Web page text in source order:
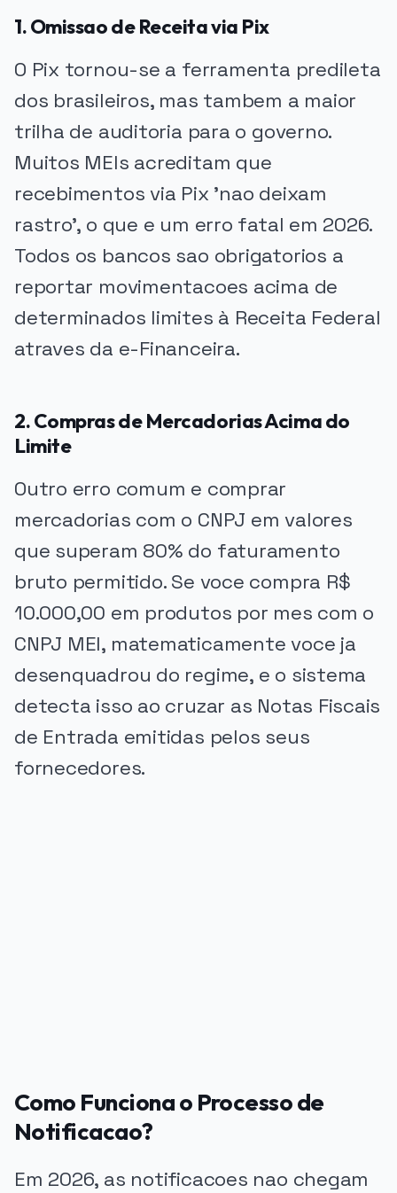
1. Omissao de Receita via Pix
O Pix tornou-se a ferramenta predileta
dos brasileiros, mas tambem a maior
trilha de auditoria para o governo.
Muitos MEIs acreditam que
recebimentos via Pix 'nao deixam
rastro', o que e um erro fatal em 2026.
Todos os bancos sao obrigatorios a
reportar movimentacoes acima de
determinados limites à Receita Federal
atraves da e-Financeira.
2. Compras de Mercadorias Acima do
Limite
Outro erro comum e comprar
mercadorias com o CNPJ em valores
que superam 80% do faturamento
bruto permitido. Se voce compra R$
10.000,00 em produtos por mes com o
CNPJ MEI, matematicamente voce ja
desenquadrou do regime, e o sistema
detecta isso ao cruzar as Notas Fiscais
de Entrada emitidas pelos seus
fornecedores.
Como Funciona o Processo de
Notificacao?
Em 2026, as notificacoes nao chegam